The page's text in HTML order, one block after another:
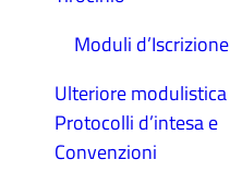
Moduli d’Iscrizione
Ulteriore modulistica
Protocolli d’intesa e
Convenzioni